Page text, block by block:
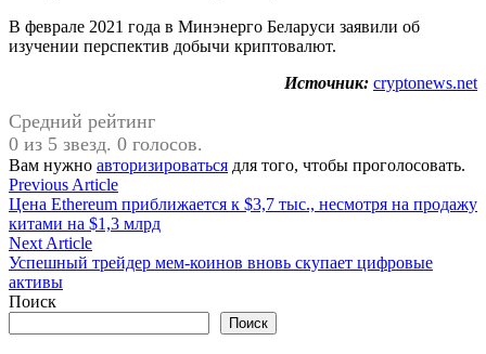
В феврале 2021 года в Минэнерго Беларуси заявили об
изучении перспектив добычи криптовалют.
Источник: cryptonews.net
Средний рейтинг
0 из 5 звезд. 0 голосов.
Вам нужно авторизироваться для того, чтобы проголосовать.
Навигация
по
записям
Previous ArticlePrevious
article:
Цена Ethereum приближается к $3,7 тыс., несмотря на продажу
китами на $1,3 млрд
Next ArticleNext
article:
Успешный трейдер мем-коинов вновь скупает цифровые
активы
Поиск
Поиск